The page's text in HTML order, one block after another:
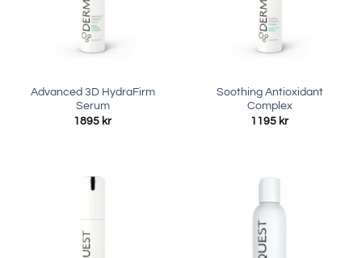
Advanced 3D HydraFirm
Serum
1895 kr
Soothing Antioxidant
Complex
1195 kr